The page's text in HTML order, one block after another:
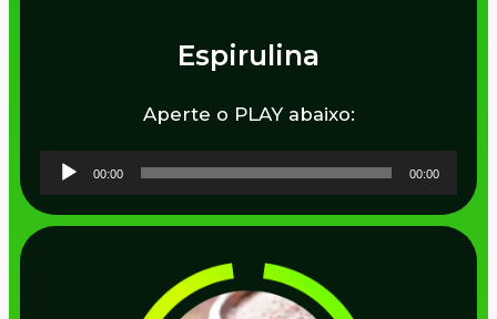
Espirulina
Aperte o PLAY abaixo:
Tocador
de
áudio
00:00 00:00